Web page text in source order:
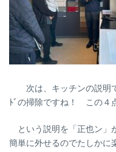
次は、キッチンの説明
ﾄﾞの掃除ですね！ この４
という説明を「正也ン」
簡単に外せるのでたしかに